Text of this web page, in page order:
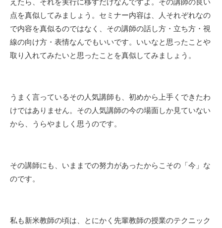
点を真似してみましょう。セミナー内容は、人それぞれなの
で内容を真似るのではなく、その講師の話し方・立ち方・視
線の向け方・表情なんでもいいです。いいなと思ったことや
取り入れてみたいと思ったことを真似してみましょう。
うまく言っているその人気講師も、初めから上手くできたわ
けではありません。その人気講師の今の場面しか見ていない
から、うらやましく思うのです。
その講師にも、いままでの努力があったからこその「今」な
のです。
私も新米教師の頃は、とにかく先輩教師の授業のテクニック